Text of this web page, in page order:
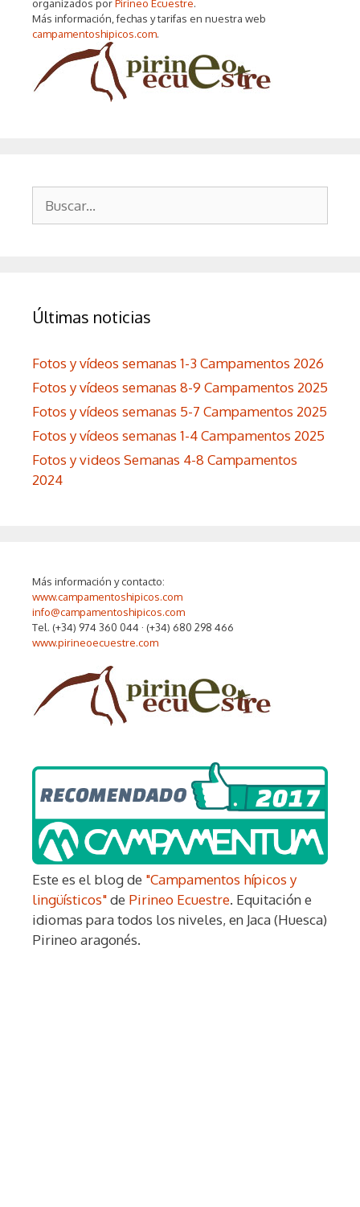
organizados porPirineo Ecuestre.
Más información, fechas y tarifas en nuestra web
campamentoshipicos.com.
Últimas noticias
Fotos y vídeos semanas 1-3 Campamentos 2026
Fotos y vídeos semanas 8-9 Campamentos 2025
Fotos y vídeos semanas 5-7 Campamentos 2025
Fotos y vídeos semanas 1-4 Campamentos 2025
Fotos y videos Semanas 4-8 Campamentos
2024
Más información y contacto:
www.campamentoshipicos.com
info@campamentoshipicos.com
Tel. (+34) 974 360 044 · (+34) 680 298 466
www.pirineoecuestre.com
Este es el blog de "Campamentos hípicos y
lingüísticos"de Pirineo Ecuestre. Equitación e
idiomas para todos los niveles, en Jaca (Huesca)
Pirineo aragonés.